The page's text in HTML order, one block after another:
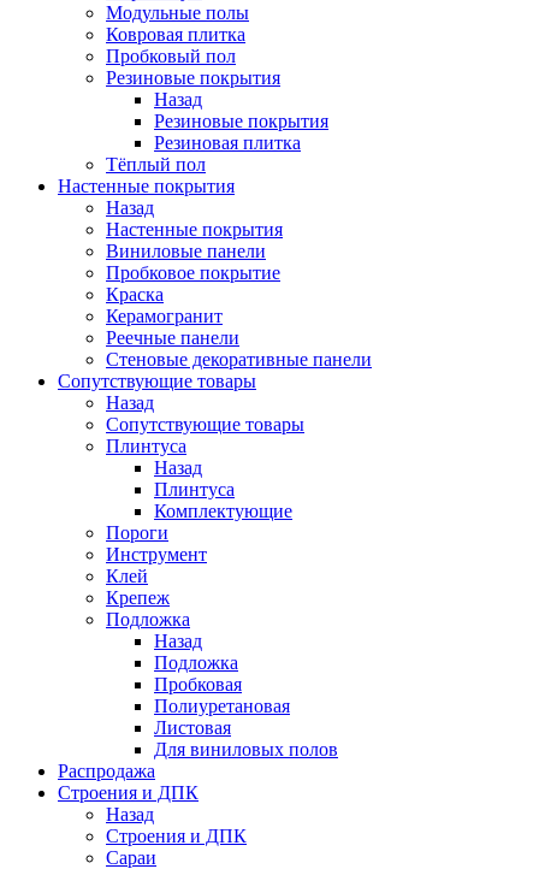
Модульные полы
Ковровая плитка
Пробковый пол
Резиновые покрытия
Назад
Резиновые покрытия
Резиновая плитка
Тёплый пол
Настенные покрытия
Назад
Настенные покрытия
Виниловые панели
Пробковое покрытие
Краска
Керамогранит
Реечные панели
Стеновые декоративные панели
Сопутствующие товары
Назад
Сопутствующие товары
Плинтуса
Назад
Плинтуса
Комплектующие
Пороги
Инструмент
Клей
Крепеж
Подложка
Назад
Подложка
Пробковая
Полиуретановая
Листовая
Для виниловых полов
Распродажа
Строения и ДПК
Назад
Строения и ДПК
Сараи